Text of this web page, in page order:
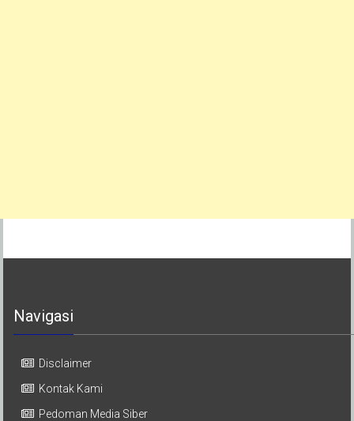
Navigasi
Disclaimer
Kontak Kami
Pedoman Media Siber